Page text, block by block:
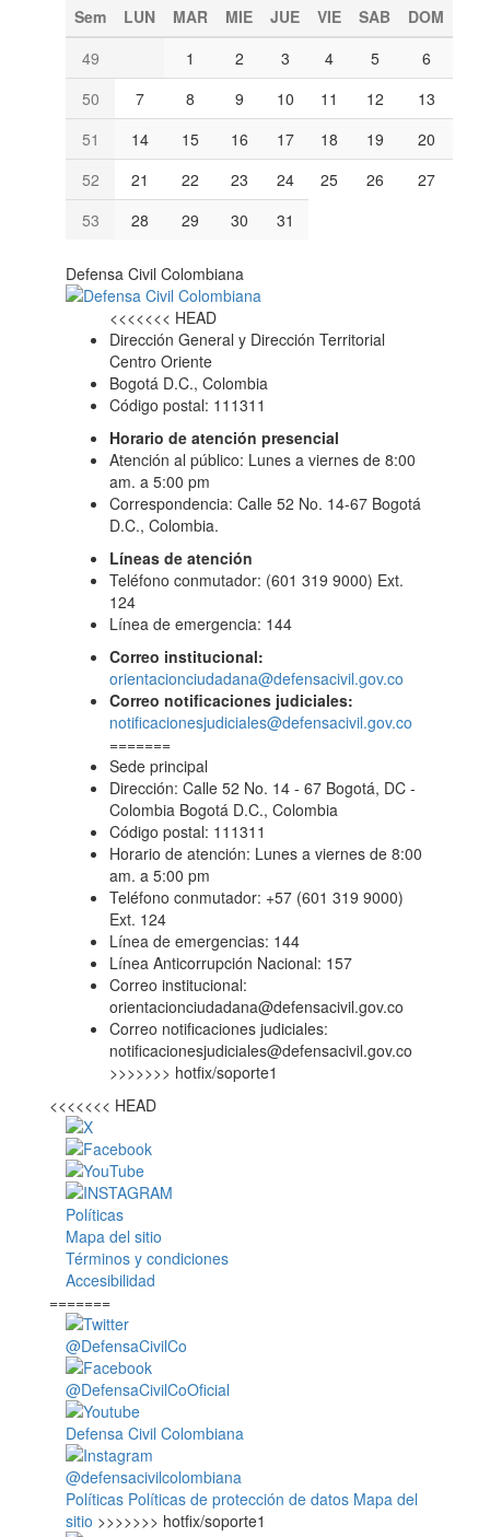
Sem LUN MAR MIE JUE VIE SAB
DOM
49
1 2 3 4 5
6
50
7 8 9 10 11 12
13
51
14 15 16 17 18 19
20
52
21 22 23 24 25 26
27
53
28 29 30 31
Defensa Civil Colombiana
<<<<<<< HEAD
Dirección General y Dirección Territorial
Centro Oriente
Bogotá D.C., Colombia
Código postal: 111311
Horario de atención presencial
Atención al público: Lunes a viernes de 8:00
am. a 5:00 pm
Correspondencia: Calle 52 No. 14-67 Bogotá
D.C., Colombia.
Líneas de atención
Teléfono conmutador: (601 319 9000) Ext.
124
Línea de emergencia: 144
Correo institucional:
orientacionciudadana@defensacivil.gov.co
Correo notificaciones judiciales:
notificacionesjudiciales@defensacivil.gov.co
=======
Sede principal
Dirección: Calle 52 No. 14 - 67 Bogotá, DC -
Colombia Bogotá D.C., Colombia
Código postal: 111311
Horario de atención: Lunes a viernes de 8:00
am. a 5:00 pm
Teléfono conmutador: +57 (601 319 9000)
Ext. 124
Línea de emergencias: 144
Línea Anticorrupción Nacional: 157
Correo institucional:
orientacionciudadana@defensacivil.gov.co
Correo notificaciones judiciales:
notificacionesjudiciales@defensacivil.gov.co
>>>>>>> hotfix/soporte1
<<<<<<< HEAD
Políticas
Mapa del sitio
Términos y condiciones
Accesibilidad
=======
@DefensaCivilCo
@DefensaCivilCoOficial
Defensa Civil Colombiana
@defensacivilcolombiana
Políticas Políticas de protección de datos Mapa del
sitio >>>>>>> hotfix/soporte1